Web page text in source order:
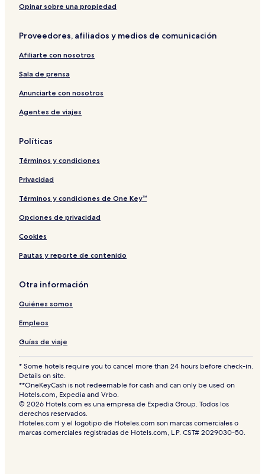
e
Opinar sobre una propiedad
Proveedores, afiliados y medios de comunicación
Afiliarte con nosotros
Sala de prensa
Anunciarte con nosotros
Agentes de viajes
Políticas
Términos y condiciones
Privacidad
Términos y condiciones de One Key™
Opciones de privacidad
Cookies
Pautas y reporte de contenido
Otra información
Quiénes somos
Empleos
Guías de viaje
* Some hotels require you to cancel more than 24 hours before check-in.
Details on site.
**OneKeyCash is not redeemable for cash and can only be used on
Hotels.com, Expedia and Vrbo.
© 2026 Hotels.com es una empresa de Expedia Group. Todos los
derechos reservados.
Hoteles.com y el logotipo de Hoteles.com son marcas comerciales o
marcas comerciales registradas de Hotels.com, L.P. CST# 2029030-50.